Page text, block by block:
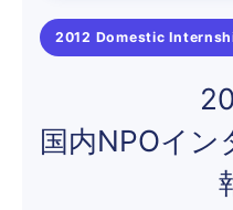
2012 Domestic
国内NPOイン